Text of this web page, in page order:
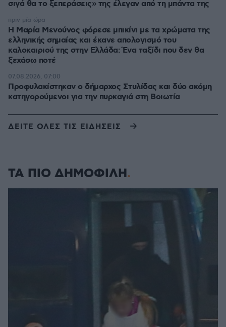
σιγά θα το ξεπεράσεις» της έλεγαν από τη μπάντα της
Η Μαρία Μενούνος φόρεσε μπικίνι με τα χρώματα της
ελληνικής σημαίας και έκανε απολογισμό του
καλοκαιριού της στην Ελλάδα: Ένα ταξίδι που δεν θα
ξεχάσω ποτέ
πριν μία ώρα
Προφυλακίστηκαν ο δήμαρχος Στυλίδας και δύο ακόμη
κατηγορούμενοι για την πυρκαγιά στη Βοιωτία
07.08.2026, 07:00
ΔΕΙΤΕ ΟΛΕΣ ΤΙΣ ΕΙΔΗΣΕΙΣ
ΤΑ ΠΙΟ ΔΗΜΟΦΙΛΗ